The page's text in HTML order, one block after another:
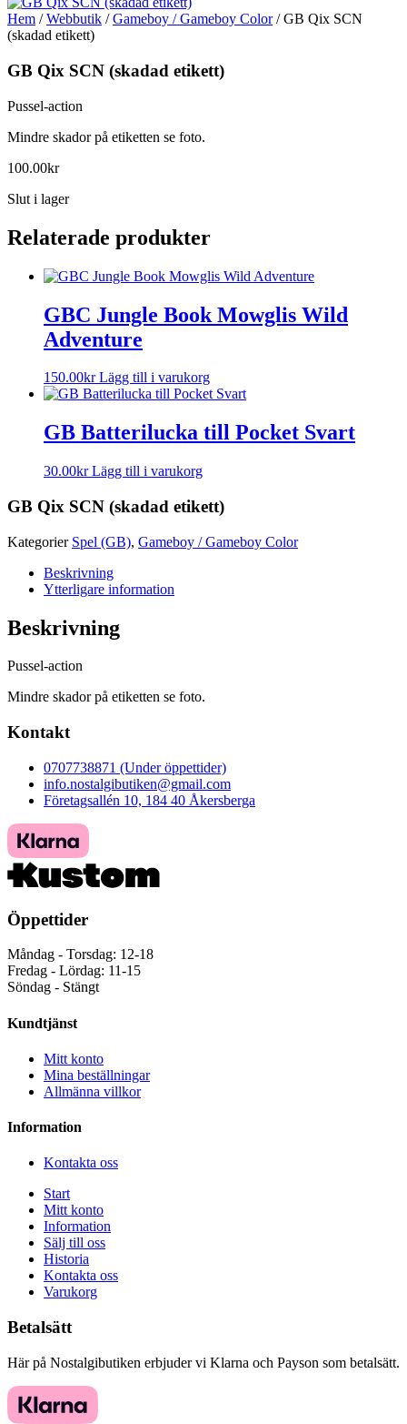
Hem /Webbutik /Gameboy / Gameboy Color/ GB Qix SCN
(skadad etikett)
GB Qix SCN (skadad etikett)
Pussel-action
Mindre skador på etiketten se foto.
100.00kr
Slut i lager
Relaterade produkter
GBC Jungle Book Mowglis Wild
Adventure
150.00kr Lägg till i varukorg
GB Batterilucka till Pocket Svart
30.00kr Lägg till i varukorg
GB Qix SCN (skadad etikett)
Kategorier Spel (GB), Gameboy / Gameboy Color
Beskrivning
Ytterligare information
Beskrivning
Pussel-action
Mindre skador på etiketten se foto.
Kontakt
0707738871 (Under öppettider)
info.nostalgibutiken@gmail.com
Företagsallén 10, 184 40 Åkersberga
Öppettider
Måndag - Torsdag: 12-18
Fredag - Lördag: 11-15
Söndag - Stängt
Kundtjänst
Mitt konto
Mina beställningar
Allmänna villkor
Information
Kontakta oss
Start
Mitt konto
Information
Sälj till oss
Historia
Kontakta oss
Varukorg
Betalsätt
Här på Nostalgibutiken erbjuder vi Klarna och Payson som betalsätt.